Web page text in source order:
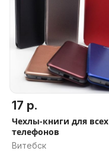
17 р.
Чехлы-книги для всех
телефонов
Витебск